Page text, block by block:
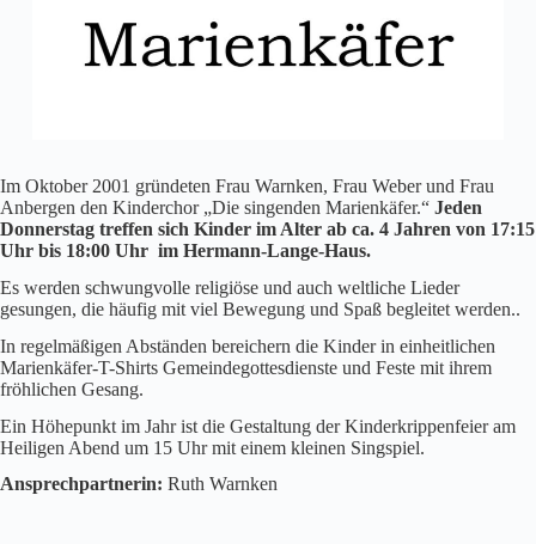
Im Oktober 2001 gründeten Frau Warnken, Frau Weber und Frau
Anbergen den Kinderchor „Die singenden Marienkäfer.“ Jeden
Donnerstag treffen sich Kinder im Alter ab ca. 4 Jahren von 17:15
Uhr bis 18:00 Uhr im Hermann-Lange-Haus.
Es werden schwungvolle religiöse und auch weltliche Lieder
gesungen, die häufig mit viel Bewegung und Spaß begleitet werden..
In regelmäßigen Abständen bereichern die Kinder in einheitlichen
Marienkäfer-T-Shirts Gemeindegottesdienste und Feste mit ihrem
fröhlichen Gesang.
Ein Höhepunkt im Jahr ist die Gestaltung der Kinderkrippenfeier am
Heiligen Abend um 15 Uhr mit einem kleinen Singspiel.
Ansprechpartnerin: Ruth Warnken